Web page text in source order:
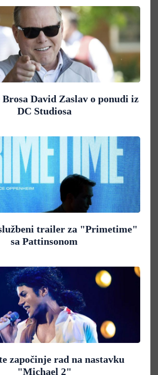
David Zaslav o ponudi iz
DC Studiosa
trailer za "Primetime"
sa Pattinsonom
započinje rad na nastavku
"Michael 2"